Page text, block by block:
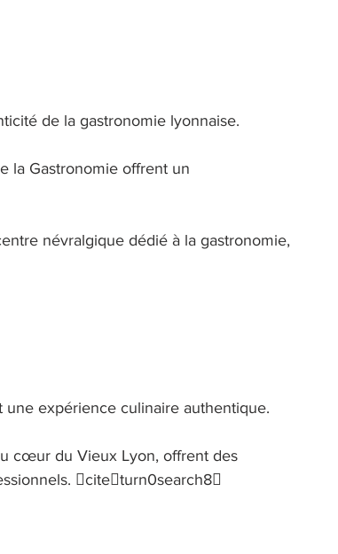
de la gastronomie lyonnaise.
la Gastronomie offrent un
névralgique dédié à la gastronomie,
une expérience culinaire authentique.
cœur du Vieux Lyon, offrent des
citeturn0search8